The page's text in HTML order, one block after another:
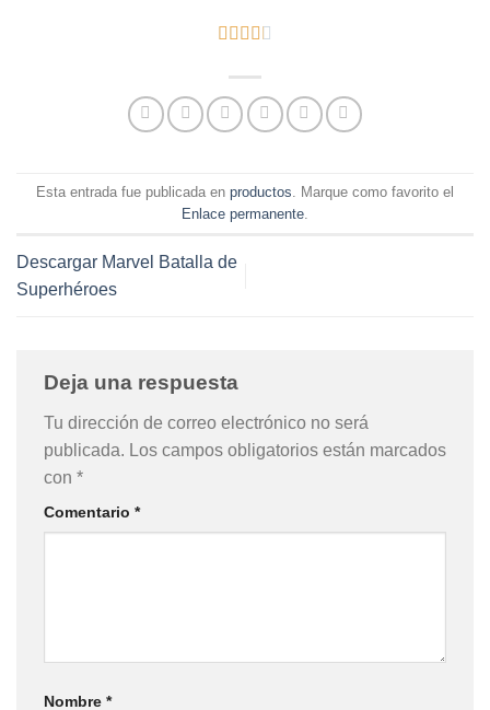
    
Esta entrada fue publicada en productos . Marque como favorito el
Enlace permanente
Descargar Marvel Batalla de
Superhéroes
Deja una respuesta
Tu dirección de correo electrónico no será
publicada. Los campos obligatorios están marcados
con *
Comentario *
Nombre *